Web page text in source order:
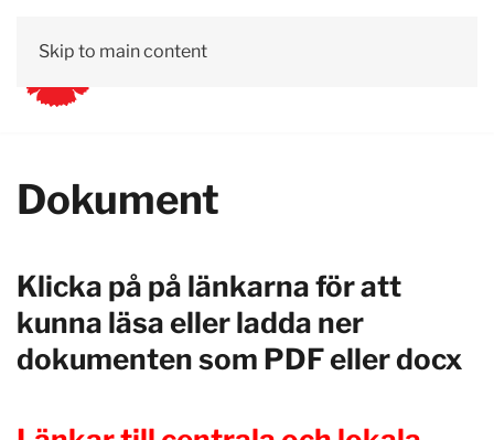
Skip to main content
Dokument
Klicka på på länkarna för att
kunna läsa eller ladda ner
dokumenten som PDF eller docx